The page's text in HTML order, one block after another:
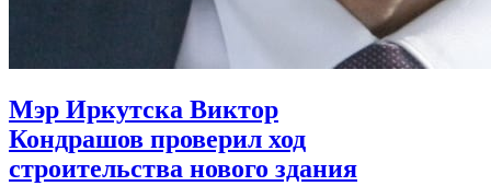
Мэр Иркутска Виктор
Кондрашов проверил ход
строительства нового здания